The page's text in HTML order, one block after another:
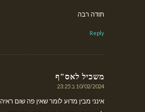
תודה רבה
Reply
משכיל לאס"ף
אומר:
10/02/2024 ב 23:25
אינני מבין מדוע לומר שאין פה שום ראיה